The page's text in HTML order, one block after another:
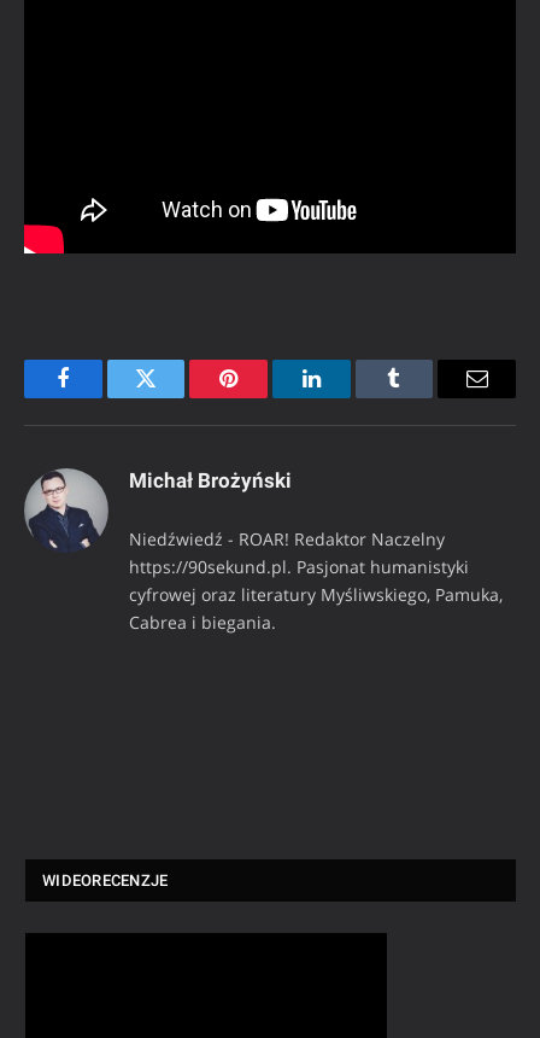
FacebookTwitter Pinterest LinkedInTumblr Email
Michał Brożyński
Niedźwiedź - ROAR! Redaktor Naczelny
https://90sekund.pl. Pasjonat humanistyki
cyfrowej oraz literatury Myśliwskiego, Pamuka,
Cabrea i biegania.
WIDEORECENZJE